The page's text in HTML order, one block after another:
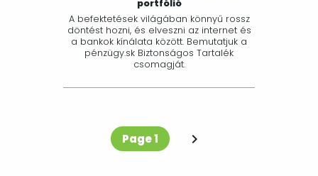
portfólió
A befektetések világában könnyű rossz
döntést hozni, és elveszni az internet és
a bankok kínálata között. Bemutatjuk a
pénzügy.sk Biztonságos Tartalék
csomagját.
You're on
Page 1